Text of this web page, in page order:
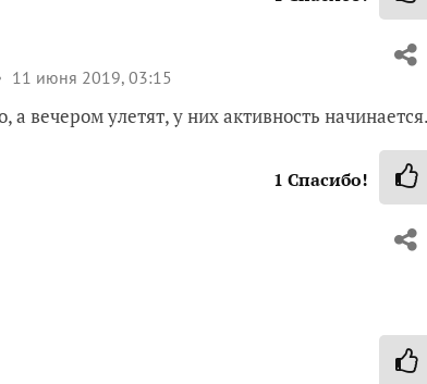
11 июня 2019, 03:15
вечером улетят, у них активность
1 Спасибо!